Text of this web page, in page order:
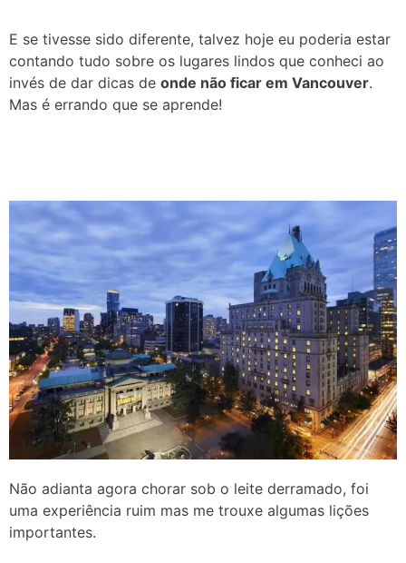
E se tivesse sido diferente, talvez hoje eu poderia estar
contando tudo sobre os lugares lindos que conheci ao
invés de dar dicas de onde não ficar em Vancouver.
Mas é errando que se aprende!
Não adianta agora chorar sob o leite derramado, foi
uma experiência ruim mas me trouxe algumas lições
importantes.